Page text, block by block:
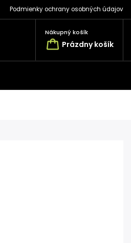
Podmienky ochrany osobných údajov
Nákupný košík
Prázdny košík